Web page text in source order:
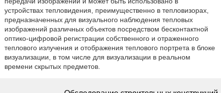
устройствах тепловидения, преимущественно в тепловизорах,
предназначенных для визуального наблюдения тепловых
изображений различных объектов посредством бесконтактной
оптико-цифровой регистрации собственного и отраженного
теплового излучения и отображения теплового портрета в блоке
визуализации, в том числе для визуализации в реальном
времени скрытых предметов.